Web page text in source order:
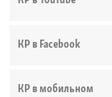
КР в Facebook
КР в мобильном